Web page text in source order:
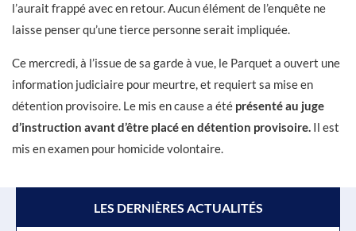
l’aurait frappé avec en retour. Aucun élément de l’enquête ne
laisse penser qu’une tierce personne serait impliquée.
Ce mercredi, à l’issue de sa garde à vue, le Parquet a ouvert une
information judiciaire pour meurtre, et requiert sa mise en
détention provisoire. Le mis en cause a été présenté au juge
d’instruction avant d’être placé en détention provisoire. Il est
mis en examen pour homicide volontaire.
LES DERNIÈRES ACTUALITÉS